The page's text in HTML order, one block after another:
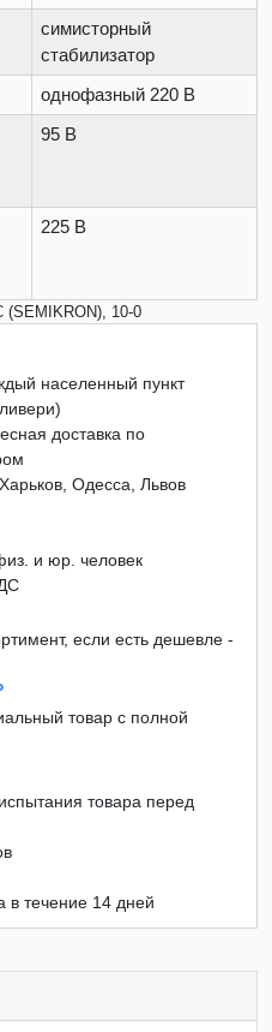
симисторный
стабилизатор
однофазный 220 В
95 В
225 В
10-0
населенный пункт
доставка по
Одесса, Львов
и юр. человек
если есть дешевле -
товар с полной
товара перед
в течение 14 дней